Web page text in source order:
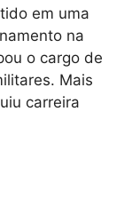
em uma
na
o cargo de
Mais
carreira